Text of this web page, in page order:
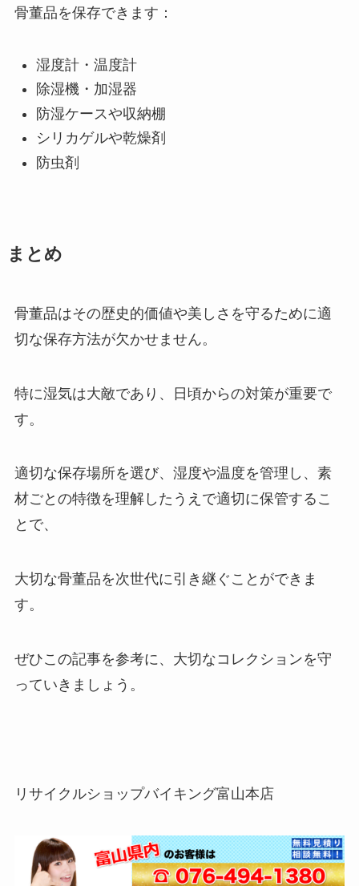
骨董品を保存できます：
湿度計・温度計
除湿機・加湿器
防湿ケースや収納棚
シリカゲルや乾燥剤
防虫剤
まとめ
骨董品はその歴史的価値や美しさを守るために適
切な保存方法が欠かせません。
特に湿気は大敵であり、日頃からの対策が重要で
す。
適切な保存場所を選び、湿度や温度を管理し、素
材ごとの特徴を理解したうえで適切に保管するこ
とで、
大切な骨董品を次世代に引き継ぐことができま
す。
ぜひこの記事を参考に、大切なコレクションを守
っていきましょう。
リサイクルショップバイキング富山本店